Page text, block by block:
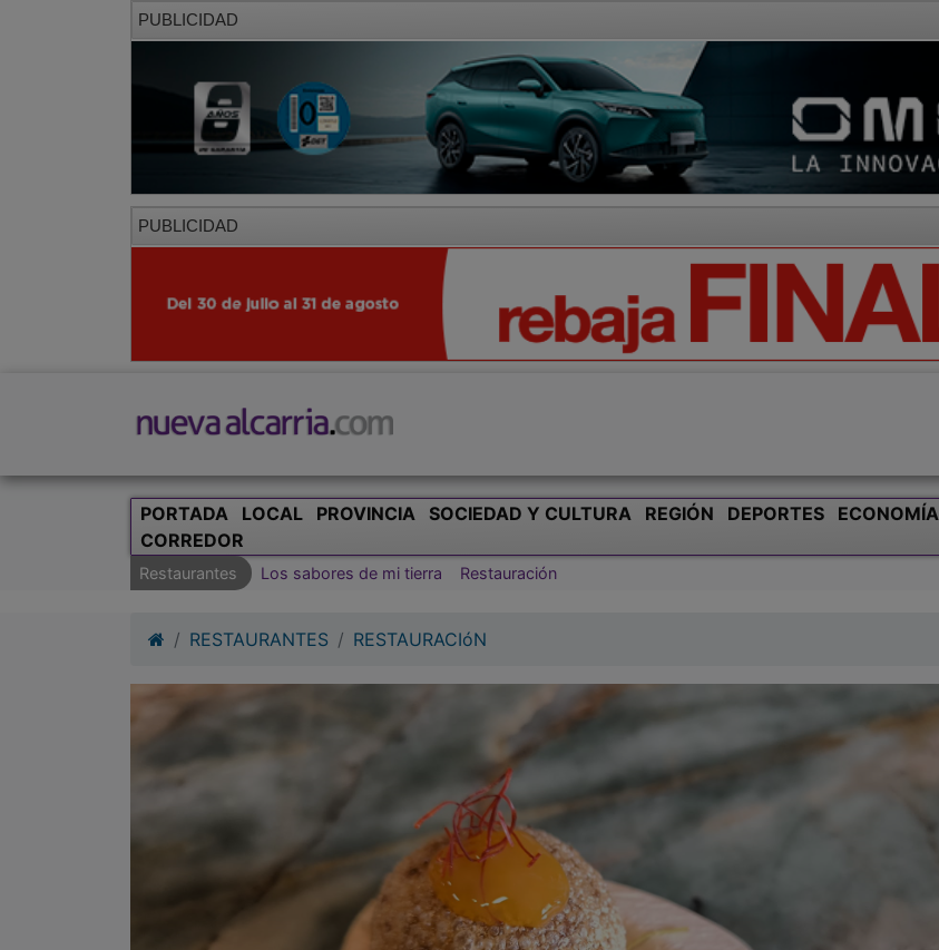
PUBLICIDAD
PUBLICIDAD
PORTADA LOCAL PROVINCIA SOCIEDAD Y CULTURA REGIÓN DEPORTES ECONOMÍA
CORREDOR
Restaurantes Los sabores de mi tierra Restauración
RESTAURANTES RESTAURACIóN